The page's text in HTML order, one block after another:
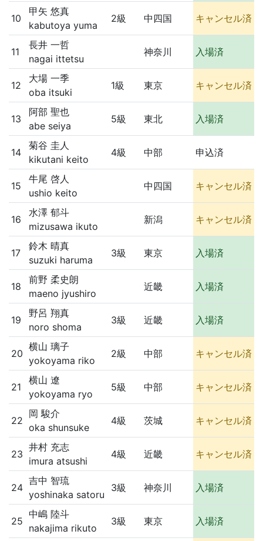
10
甲矢 悠真
kabutoya yuma
2級 中四国 キャンセル済
11
長井 一哲
nagai ittetsu
神奈川 入場済
12
大場 一季
oba itsuki
1級 東京 キャンセル済
13
阿部 聖也
abe seiya
5級 東北 入場済
14
菊谷 圭人
kikutani keito
4級 中部 申込済
15
牛尾 啓人
ushio keito
中四国 キャンセル済
16
水澤 郁斗
mizusawa ikuto
新潟 キャンセル済
17
鈴木 晴真
suzuki haruma
3級 東京 入場済
18
前野 柔史朗
maeno jyushiro
近畿 入場済
19
野呂 翔真
noro shoma
3級 近畿 入場済
20
横山 璃子
yokoyama riko
2級 中部 キャンセル済
21
横山 遼
yokoyama ryo
5級 中部 キャンセル済
22
岡 駿介
oka shunsuke
4級 茨城 キャンセル済
23
井村 充志
imura atsushi
4級 近畿 キャンセル済
24
吉中 智琉
yoshinaka satoru
3級 神奈川 入場済
25
中嶋 陸斗
nakajima rikuto
3級 東京 入場済